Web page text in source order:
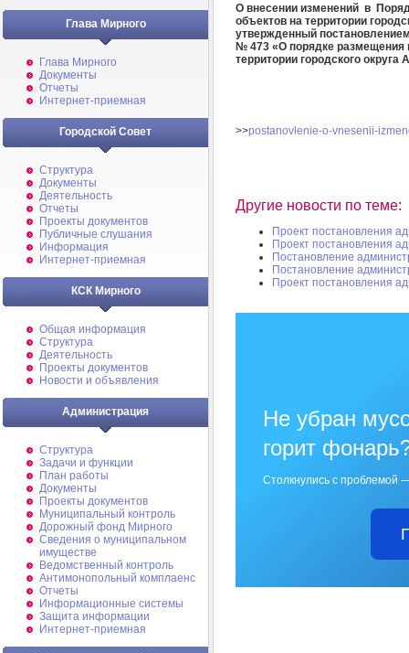
Глава Мирного
Глава Мирного
Документы
Отчеты
Интернет-приемная
Городской Совет
Структура
Документы
Деятельность
Отчеты
Проекты документов
Публичные слушания
Информация
Интернет-приемная
КСК Мирного
Общая информация
Структура
Деятельность
Проекты документов
Новости и объявления
Администрация
Структура
Задачи и функции
План работы
Документы
Проекты документов
Муниципальный контроль
Дорожный фонд Мирного
Cведения о муниципальном
имуществе
Ведомственный контроль
Антимонопольный комплаенс
Отчеты
Информационные системы
Защита информации
Интернет-приемная
О внесении изменений в
объектов на территории
утвержденный
№ 473 «О порядке размещения
территории городского
>>postanovlenie-o-vnesenii-
Другие новости по теме:
Проект постановления
Проект постановления
Постановление
Постановление
Проект постановления
Не убран
горит
Столкнулись с проблемой